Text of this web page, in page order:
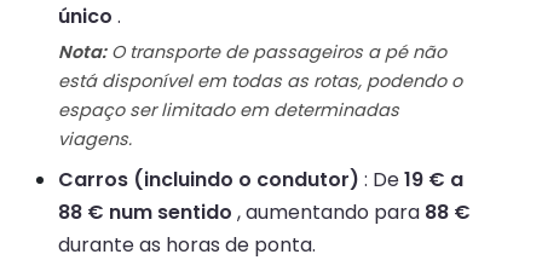
único .
Nota:O transporte de passageiros a pé não
está disponível em todas as rotas, podendo o
espaço ser limitado em determinadas
viagens.
Carros (incluindo o condutor) : De19 € a
88 € num sentido , aumentando para 88 €
durante as horas de ponta.